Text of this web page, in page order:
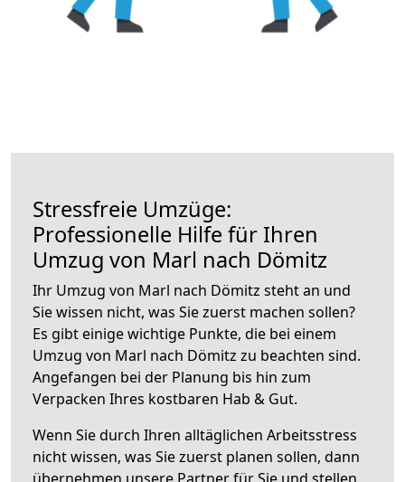
Stressfreie Umzüge:
Professionelle Hilfe für Ihren
Umzug von Marl nach Dömitz
Ihr Umzug von Marl nach Dömitz steht an und
Sie wissen nicht, was Sie zuerst machen sollen?
Es gibt einige wichtige Punkte, die bei einem
Umzug von Marl nach Dömitz zu beachten sind.
Angefangen bei der Planung bis hin zum
Verpacken Ihres kostbaren Hab & Gut.
Wenn Sie durch Ihren alltäglichen Arbeitsstress
nicht wissen, was Sie zuerst planen sollen, dann